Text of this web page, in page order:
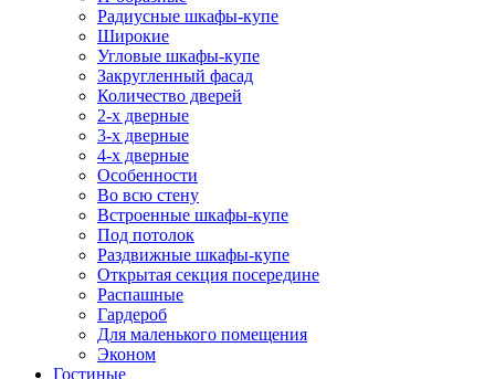
Радиусные шкафы-купе
Широкие
Угловые шкафы-купе
Закругленный фасад
Количество дверей
2-х дверные
3-х дверные
4-х дверные
Особенности
Во всю стену
Встроенные шкафы-купе
Под потолок
Раздвижные шкафы-купе
Открытая секция посередине
Распашные
Гардероб
Для маленького помещения
Эконом
Гостиные